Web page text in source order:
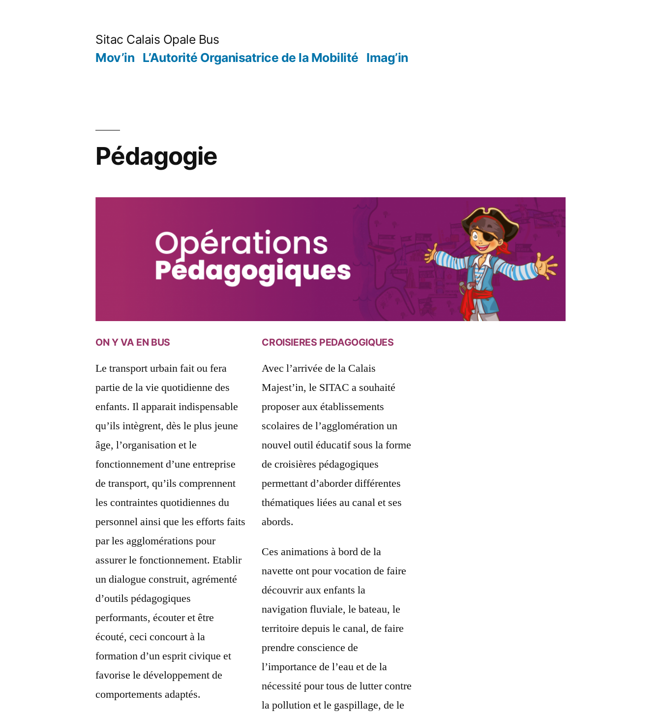
Sitac Calais Opale Bus
Mov’in L’Autorité Organisatrice de la Mobilité Imag’in
Pédagogie
ON Y VA EN BUS
Le transport urbain fait ou fera
partie de la vie quotidienne des
enfants. Il apparait indispensable
qu’ils intègrent, dès le plus jeune
âge, l’organisation et le
fonctionnement d’une entreprise
de transport, qu’ils comprennent
les contraintes quotidiennes du
personnel ainsi que les efforts faits
par les agglomérations pour
assurer le fonctionnement. Etablir
un dialogue construit, agrémenté
d’outils pédagogiques
performants, écouter et être
écouté, ceci concourt à la
formation d’un esprit civique et
favorise le développement de
comportements adaptés.
CROISIERES PEDAGOGIQUES
Avec l’arrivée de la Calais
Majest’in, le SITAC a souhaité
proposer aux établissements
scolaires de l’agglomération un
nouvel outil éducatif sous la forme
de croisières pédagogiques
permettant d’aborder différentes
thématiques liées au canal et ses
abords.
Ces animations à bord de la
navette ont pour vocation de faire
découvrir aux enfants la
navigation fluviale, le bateau, le
territoire depuis le canal, de faire
prendre conscience de
l’importance de l’eau et de la
nécessité pour tous de lutter contre
la pollution et le gaspillage, de le